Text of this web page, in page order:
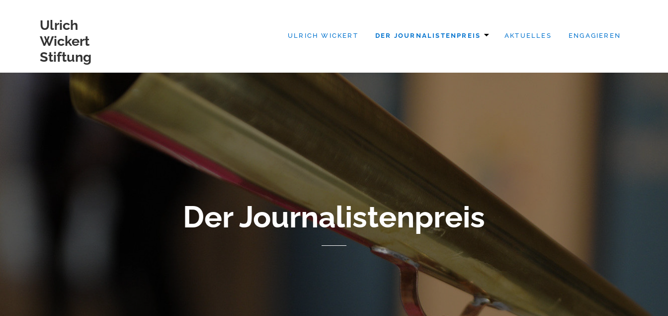
Ulrich
Wickert
Stiftung
ULRICH WICKERT DER JOURNALISTENPREIS AKTUELLES ENGAGIEREN
Der Journalistenpreis